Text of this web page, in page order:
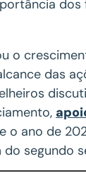
o
das
o ano de
segundo